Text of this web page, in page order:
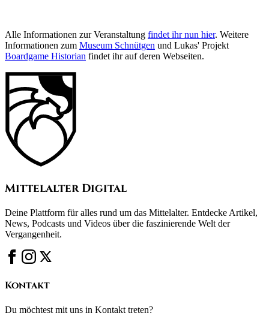
Alle Informationen zur Veranstaltung findet ihr nun hier. Weitere
Informationen zum Museum Schnütgen und Lukas' Projekt
Boardgame Historian findet ihr auf deren Webseiten.
Mittelalter Digital
Deine Plattform für alles rund um das Mittelalter. Entdecke Artikel,
News, Podcasts und Videos über die faszinierende Welt der
Vergangenheit.
Kontakt
Du möchtest mit uns in Kontakt treten?